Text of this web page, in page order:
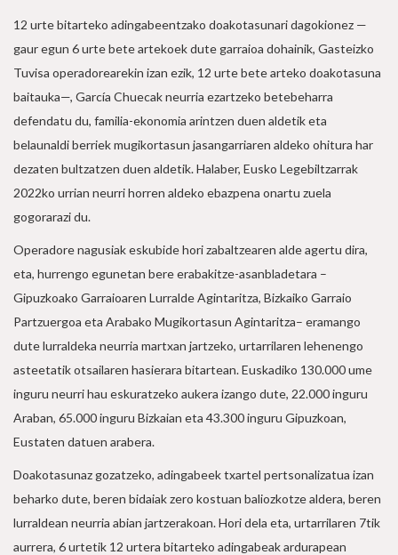
12 urte bitarteko adingabeentzako doakotasunari dagokionez —
gaur egun 6 urte bete artekoek dute garraioa dohainik, Gasteizko
Tuvisa operadorearekin izan ezik, 12 urte bete arteko doakotasuna
baitauka—, García Chuecak neurria ezartzeko betebeharra
defendatu du, familia-ekonomia arintzen duen aldetik eta
belaunaldi berriek mugikortasun jasangarriaren aldeko ohitura har
dezaten bultzatzen duen aldetik. Halaber, Eusko Legebiltzarrak
2022ko urrian neurri horren aldeko ebazpena onartu zuela
gogorarazi du.
Operadore nagusiak eskubide hori zabaltzearen alde agertu dira,
eta, hurrengo egunetan bere erabakitze-asanbladetara –
Gipuzkoako Garraioaren Lurralde Agintaritza, Bizkaiko Garraio
Partzuergoa eta Arabako Mugikortasun Agintaritza– eramango
dute lurraldeka neurria martxan jartzeko, urtarrilaren lehenengo
asteetatik otsailaren hasierara bitartean. Euskadiko 130.000 ume
inguru neurri hau eskuratzeko aukera izango dute, 22.000 inguru
Araban, 65.000 inguru Bizkaian eta 43.300 inguru Gipuzkoan,
Eustaten datuen arabera.
Doakotasunaz gozatzeko, adingabeek txartel pertsonalizatua izan
beharko dute, beren bidaiak zero kostuan baliozkotze aldera, beren
lurraldean neurria abian jartzerakoan. Hori dela eta, urtarrilaren 7tik
aurrera, 6 urtetik 12 urtera bitarteko adingabeak ardurapean